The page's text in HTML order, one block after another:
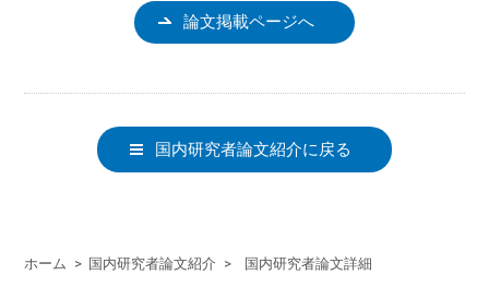
論文掲載ページへ
国内研究者論文紹介に戻る
ホーム > 国内研究者論文紹介 > 国内研究者論文詳細